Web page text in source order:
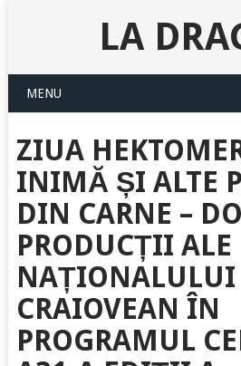
LA
MENU
ZIUA
INIMĂ ȘI ALTE
DIN CARNE –
PRODUCȚII ALE
NAȚIONALULUI
CRAIOVEAN ÎN
PROGRAMUL